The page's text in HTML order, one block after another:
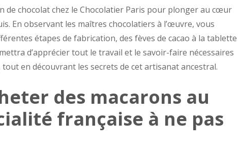
de chocolat chez le Chocolatier Paris pour plonger au cœur
En observant les maîtres chocolatiers à l’œuvre, vous
étapes de fabrication, des fèves de cacao à la tablette
d’apprécier tout le travail et le savoir-faire nécessaires
en découvrant les secrets de cet artisanat ancestral.
des macarons au
française à ne pas